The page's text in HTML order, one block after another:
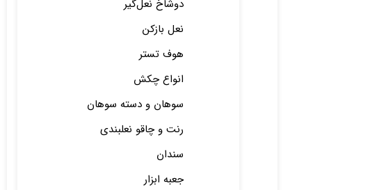
دوشاخ نعل‌گیر
نعل بازکن
هوف تستر
انواع چکش
سوهان و دسته سوهان
رنت و چاقو نعلبندی
سندان
جعبه ابزار